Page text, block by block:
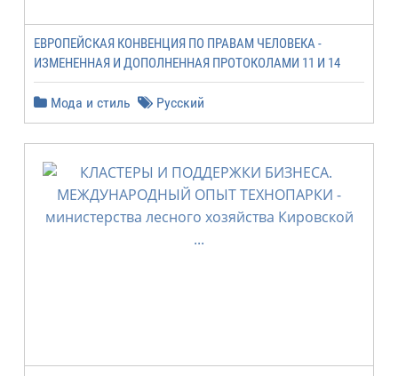
ЕВРОПЕЙСКАЯ КОНВЕНЦИЯ ПО ПРАВАМ ЧЕЛОВЕКА -
ИЗМЕНЕННАЯ И ДОПОЛНЕННАЯ ПРОТОКОЛАМИ 11 И 14
Мода и стиль Русский